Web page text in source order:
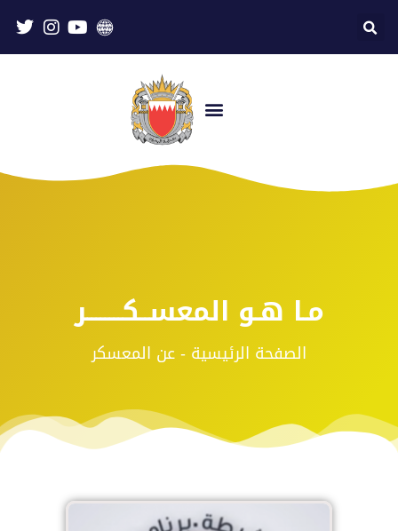
مـا هـو المعســكــــــــر
الصفحة الرئيسية - عن المعسكر